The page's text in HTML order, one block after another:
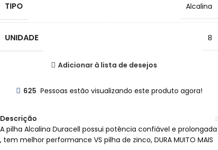
TIPO Alcalina
UNIDADE 8
Adicionar à lista de desejos
625 Pessoas estão visualizando este produto agora!
Descrição
A pilha Alcalina Duracell possui potência confiável e prolongada
, tem melhor performance VS pilha de zinco, DURA MUITO MAIS